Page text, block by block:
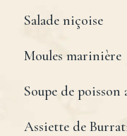
Salade niçoise
Moules marinière
Soupe de
Assiette de